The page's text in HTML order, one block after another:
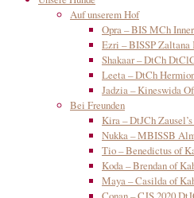
Auf unserem Hof
Opra – BIS MCh
Ezri – BISSP Zaltana
Shakaar – DtCh
Leeta – DtCh
Jadzia – Kineswida
Bei Freunden
Kira – DtJCh
Nukka – MBISSB
Tio – Benedictus of
Koda – Brendan of
Maya – Casilda of